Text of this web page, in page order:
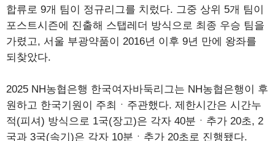
합류로 9개 팀이 정규리그를 치렀다. 그중 상위 5개 팀이
포스트시즌에 진출해 스탭레더 방식으로 최종 우승 팀을
가렸고, 서울 부광약품이 2016년 이후 9년 만에 왕좌를
되찾았다.
2025 NH농협은행 한국여자바둑리그는 NH농협은행이 후
원하고 한국기원이 주최ㆍ주관했다. 제한시간은 시간누
적(피셔) 방식으로 1국(장고)은 각자 40분ㆍ추가 20초, 2
국과 3국(속기)은 각자 10분ㆍ추가 20초로 진행됐다.